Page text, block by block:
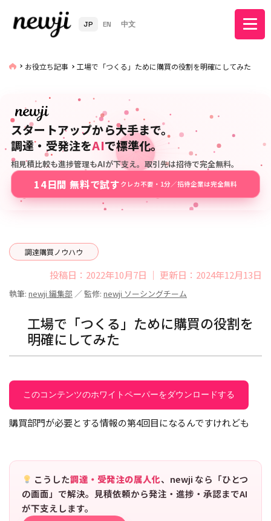
JP EN 中文
お役立ち記事 工場で「つくる」ために購買の役割を明確にしてみた
スタートアップから大手まで。
調達・受発注をAIで標準化。
相見積比較も進捗管理もAIが下支え。取引先は招待で完全無料。
14日間 無料で試す クレカ不要・1分／招待企業は完全無料
調達購買ノウハウ
投稿日：2022年10月7日 ｜ 更新日：2024年12月13日
執筆: newji 編集部 ／ 監修: newji ソーシングチーム
工場で「つくる」ために購買の役割を
明確にしてみた
このコンテンツのホワイトペーパーをダウンロードする
購買部門が必要とする情報の第4回目になるんですけれども
こうした調達・受発注の属人化、newji なら「ひとつ
の画面」で解決。見積依頼から発注・進捗・承認までAI
が下支えします。